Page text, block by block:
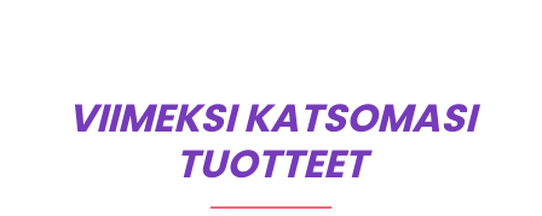
VIIMEKSI KATSOMASI
TUOTTEET